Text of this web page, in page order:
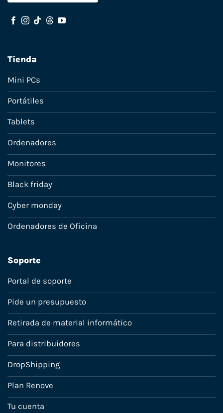
Tienda
Mini PCs
Portátiles
Tablets
Ordenadores
Monitores
Black friday
Cyber monday
Ordenadores de Oficina
Soporte
Portal de soporte
Pide un presupuesto
Retirada de material informático
Para distribuidores
DropShipping
Plan Renove
Tu cuenta